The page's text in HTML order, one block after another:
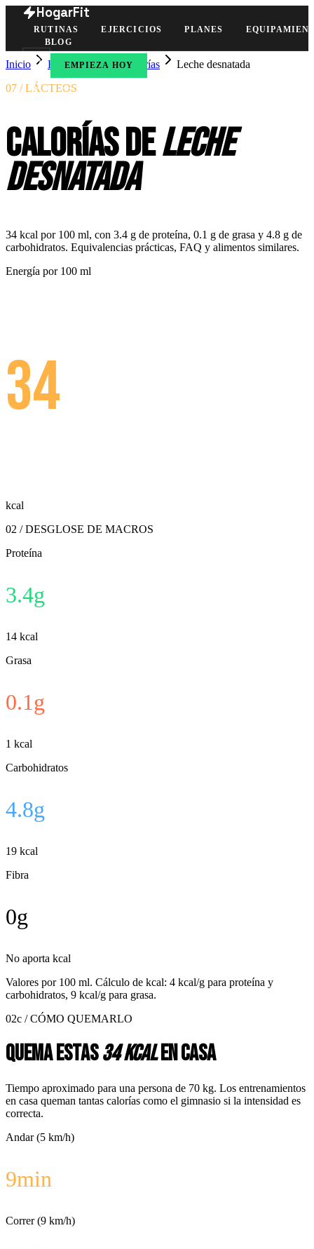
HogarFit
RUTINAS EJERCICIOS PLANES
BLOG
EMPIEZA HOY
Inicio Herramientas Calorías
Leche desnatada
07 / LÁCTEOS
Calorías deleche
desnatada
34 kcal por 100 ml, con 3.4 g de proteína, 0.1 g de grasa y 4.8 g de
carbohidratos. Equivalencias prácticas, FAQ y alimentos similares.
Energía por 100 ml
34
kcal
02 / DESGLOSE DE MACROS
Proteína
3.4g
14 kcal
Grasa
0.1g
1 kcal
Carbohidratos
4.8g
19 kcal
Fibra
0g
No aporta kcal
Valores por 100 ml. Cálculo de kcal: 4 kcal/g para proteína y
carbohidratos, 9 kcal/g para grasa.
02c / CÓMO QUEMARLO
Quema estas34 kcalen casa
Tiempo aproximado para una persona de 70 kg. Los entrenamientos
en casa queman tantas calorías como el gimnasio si la intensidad es
correcta.
Andar (5 km/h)
9min
Correr (9 km/h)